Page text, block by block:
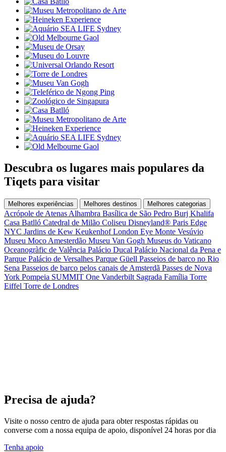
Descubra os lugares mais populares da
Tiqets para visitar
Melhores experiências Melhores destinos Melhores categorias
Acrópole de Atenas Alhambra Basílica de São Pedro Burj Khalifa
Casa Batlló Catedral de Milão Coliseu Disneyland® Paris Edge
NYC Jardins de Kew KeukenhofLondon Eye Monte Vesúvio
Museu Moco Amesterdão Museu Van Gogh Museus do Vaticano
Oceanogràfic de Valência Palácio Ducal Palácio Nacional da Pena e
Parque Palácio de Versalhes Parque Güell Passeios de barco no Rio
Sena Passeios de barco pelos canais de Amsterdã Passes de Nova
York Pompeia SUMMIT One Vanderbilt Sagrada Família Torre
Eiffel Torre de Londres
Precisa de ajuda?
Visite o nosso centro de ajuda para obter respostas rápidas ou
converse com a nossa equipa de apoio, disponível 24 horas por dia
Tenha apoio